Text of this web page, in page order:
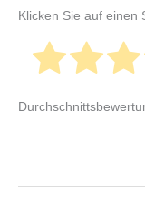
Klicken Sie auf einen